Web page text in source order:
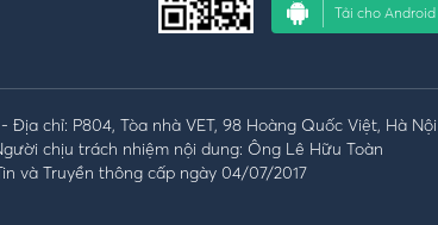
Tải cho Android
chỉ: P804, Tòa nhà VET, 98 Hoàng Quốc Việt, Hà Nội
chịu trách nhiệm nội dung: Ông Lê Hữu Toàn
và Truyền thông cấp ngày 04/07/2017